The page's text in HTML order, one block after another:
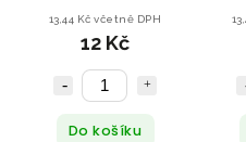
13,44 Kč včetně DPH
12 Kč
Do košíku